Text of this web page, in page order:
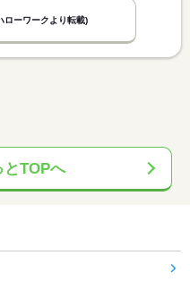
ローワークより転載)
とTOPへ